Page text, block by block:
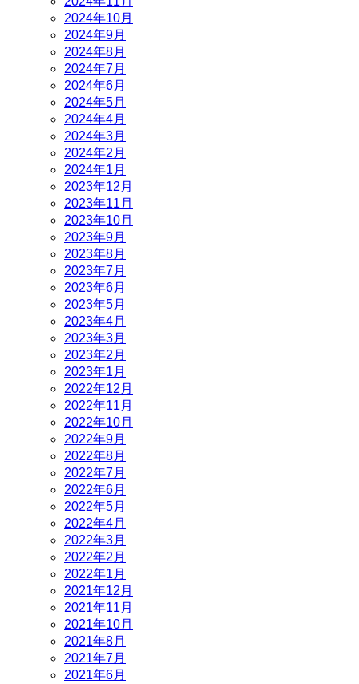
2024年10月
2024年9月
2024年8月
2024年7月
2024年6月
2024年5月
2024年4月
2024年3月
2024年2月
2024年1月
2023年12月
2023年11月
2023年10月
2023年9月
2023年8月
2023年7月
2023年6月
2023年5月
2023年4月
2023年3月
2023年2月
2023年1月
2022年12月
2022年11月
2022年10月
2022年9月
2022年8月
2022年7月
2022年6月
2022年5月
2022年4月
2022年3月
2022年2月
2022年1月
2021年12月
2021年11月
2021年10月
2021年8月
2021年7月
2021年6月